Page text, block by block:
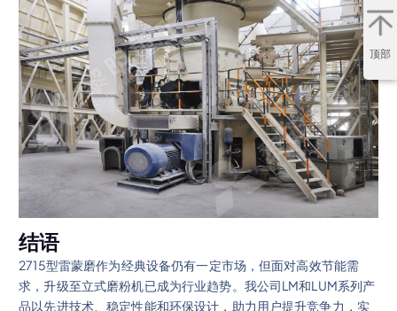
结语
2715型雷蒙磨作为经典设备仍有一定市场，但面对高效节能需
求，升级至立式磨粉机已成为行业趋势。我公司LM和LUM系列产
品以先进技术、稳定性能和环保设计，助力用户提升竞争力，实
顶部